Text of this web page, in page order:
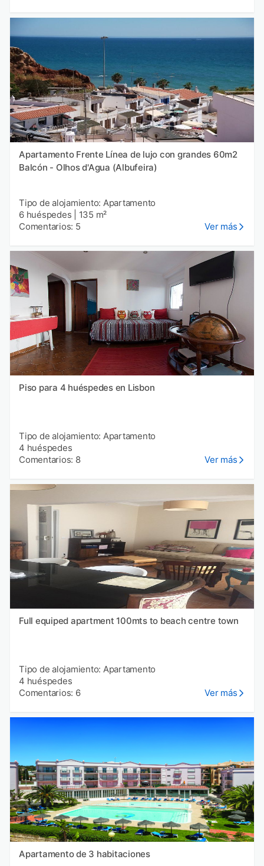
Apartamento Frente Línea de lujo con grandes 60m2
Balcón - Olhos d'Agua (Albufeira)
Tipo de alojamiento: Apartamento
6 huéspedes
135 m²
Comentarios: 5
Ver más
Piso para 4 huéspedes en Lisbon
Tipo de alojamiento: Apartamento
4 huéspedes
Comentarios: 8
Ver más
Full equiped apartment 100mts to beach centre town
Tipo de alojamiento: Apartamento
4 huéspedes
Comentarios: 6
Ver más
Apartamento de 3 habitaciones